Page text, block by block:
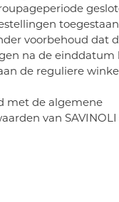
voorbehoud dat
na de einddatum
de reguliere
met de algemene
van SAVINOLI